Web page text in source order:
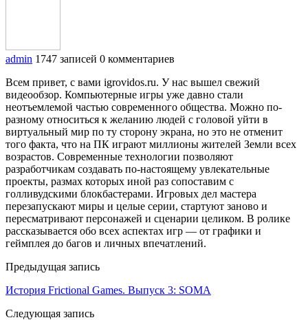
admin 1747 записей 0 комментариев
Всем привет, с вами igrovidos.ru. У нас вышел свежий
видеообзор. Компьютерные игры уже давно стали
неотъемлемой частью современного общества. Можно по-
разному относиться к желанию людей с головой уйти в
виртуальный мир по ту сторону экрана, но это не отменит
того факта, что на ПК играют миллионы жителей Земли всех
возрастов. Современные технологии позволяют
разработчикам создавать по-настоящему увлекательные
проекты, размах которых иной раз сопоставим с
голливудскими блокбастерами. Игровых дел мастера
перезапускают миры и целые серии, стартуют заново и
пересматривают персонажей и сценарии целиком. В ролике
рассказывается обо всех аспектах игр — от графики и
геймплея до багов и личных впечатлений.
Предыдущая запись
История Frictional Games. Выпуск 3: SOMA
Следующая запись